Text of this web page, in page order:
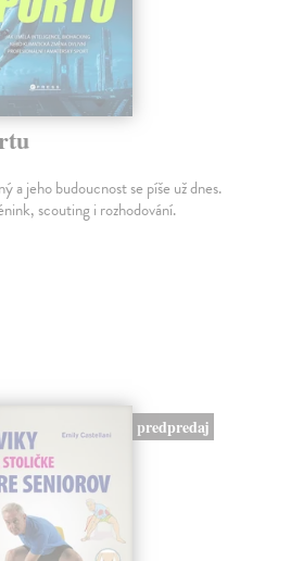
a jeho budoucnost se píše už dnes.
scouting i rozhodování.
predpredaj